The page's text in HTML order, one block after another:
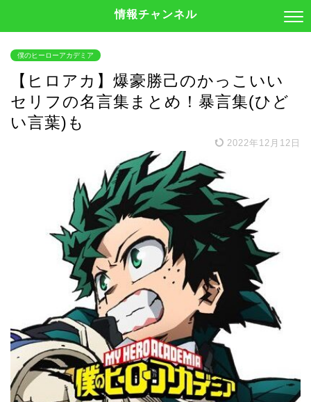
情報チャンネル
僕のヒーローアカデミア
【ヒロアカ】爆豪勝己のかっこいい
セリフの名言集まとめ！暴言集(ひど
い言葉)も
2022年12月12日